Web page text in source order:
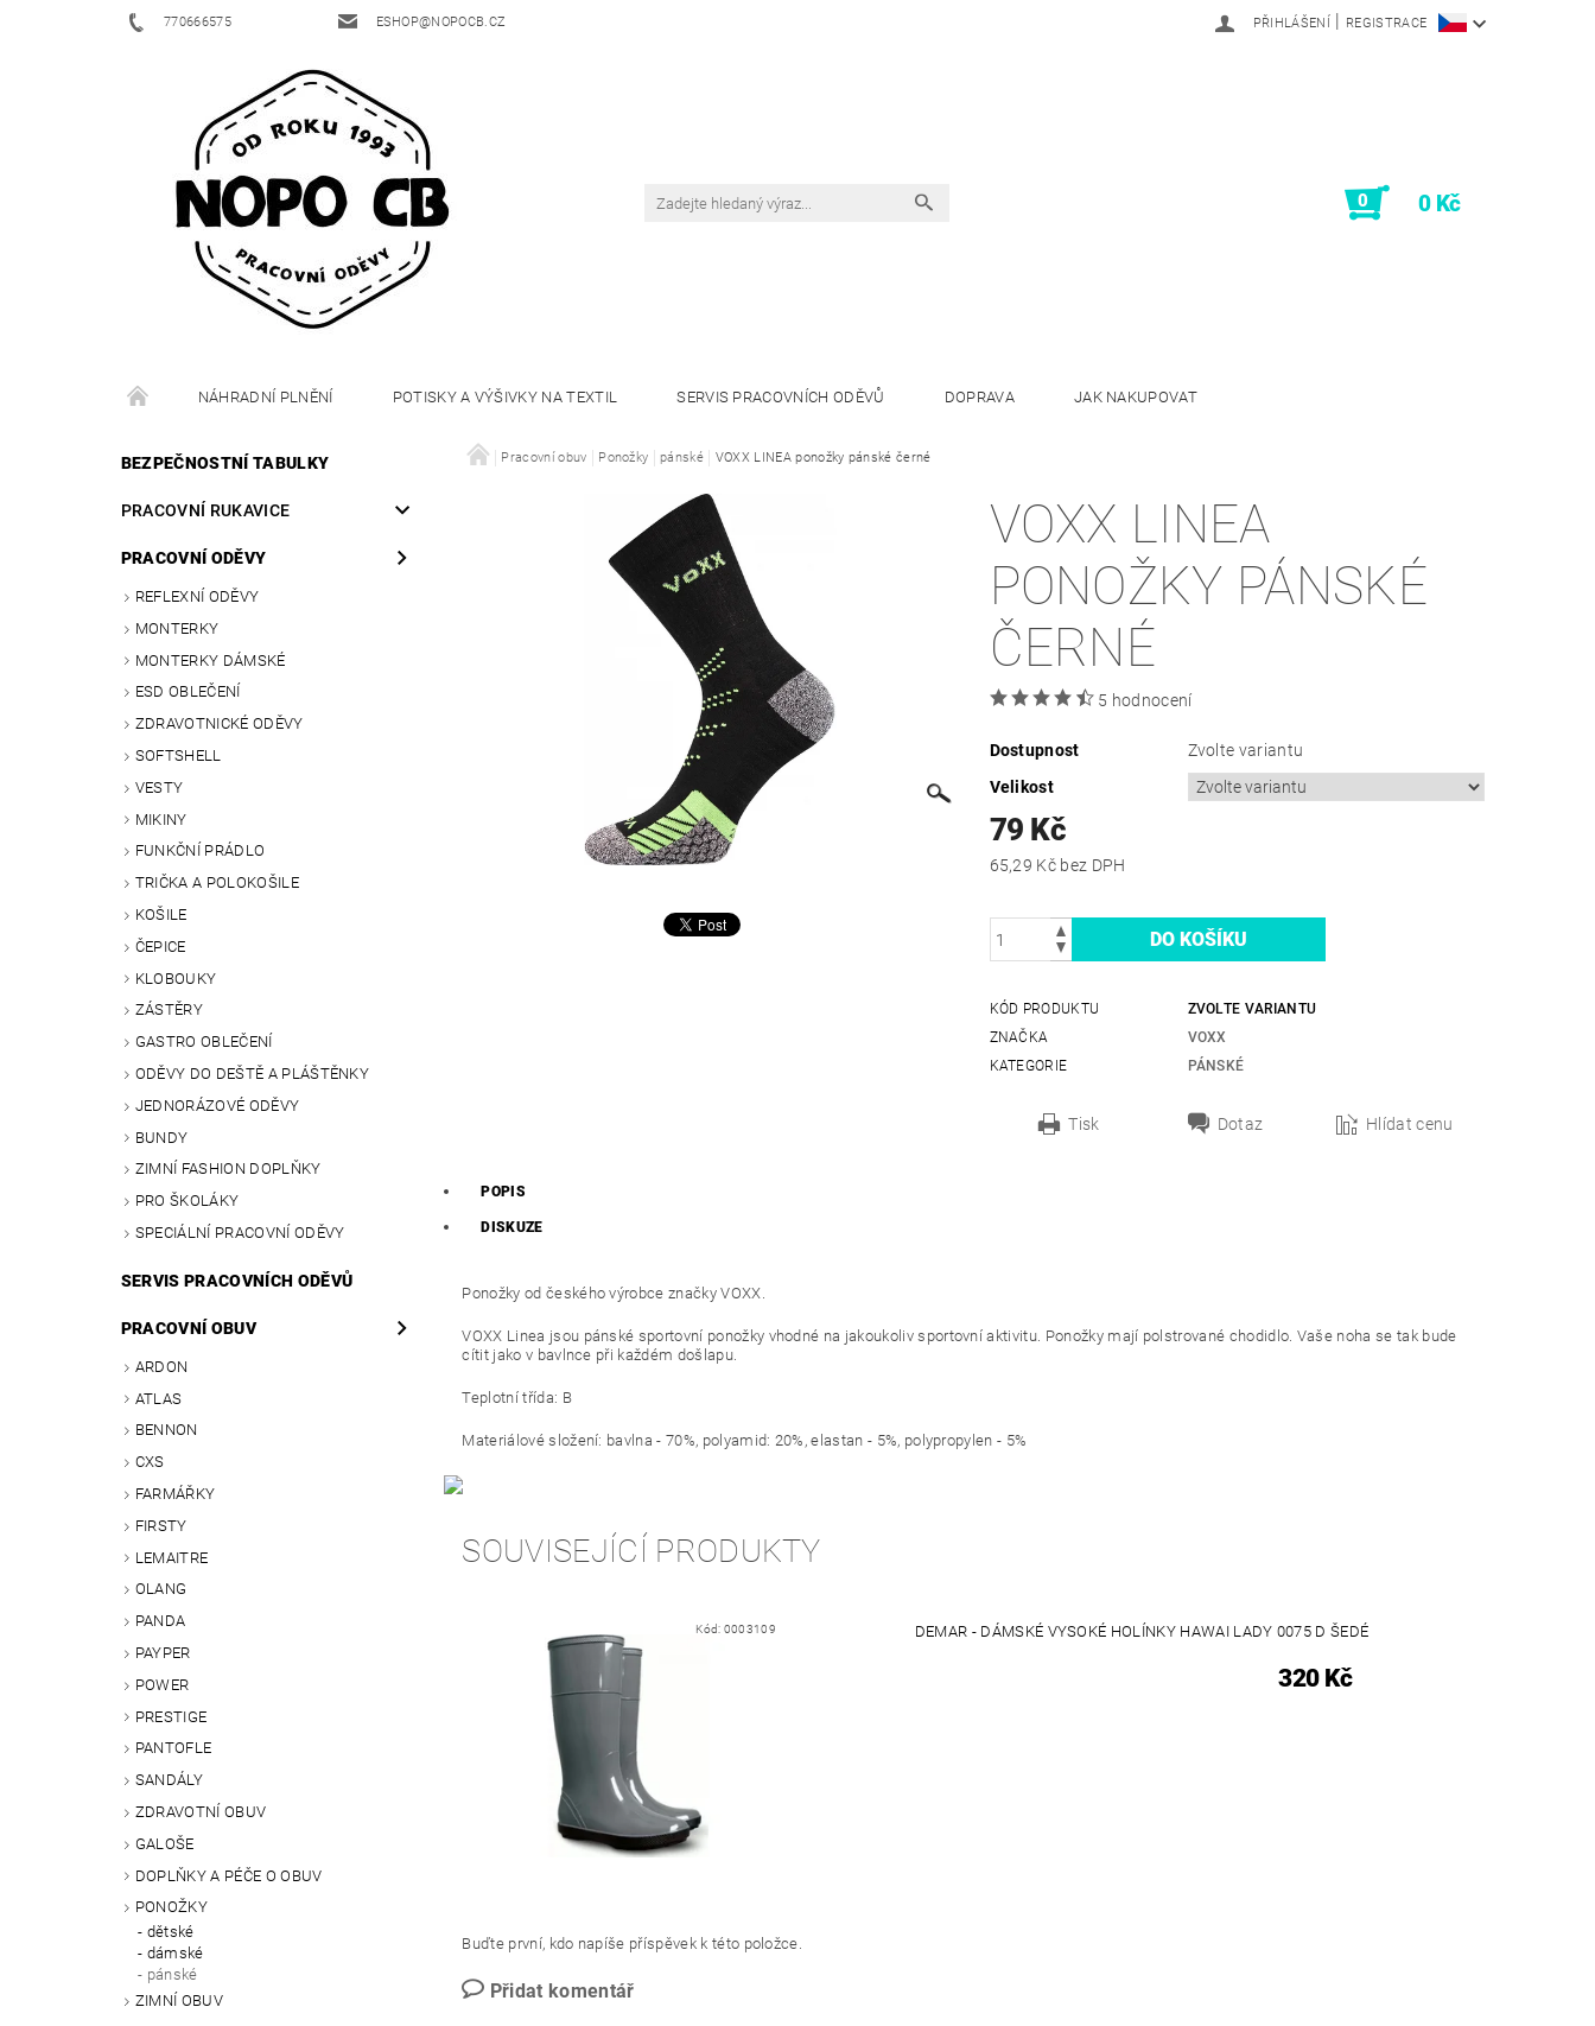
770666575 ESHOP@NOPOCB.CZ PŘIHLÁŠENÍ | REGISTRACE
0 0 Kč
NÁHRADNÍ PLNĚNÍ POTISKY A VÝŠIVKY NA TEXTIL SERVIS PRACOVNÍCH ODĚVŮ DOPRAVA JAK NAKUPOVAT
BEZPEČNOSTNÍ TABULKY
PRACOVNÍ RUKAVICE
PRACOVNÍ ODĚVY
REFLEXNÍ ODĚVY
MONTERKY
MONTERKY DÁMSKÉ
ESD OBLEČENÍ
ZDRAVOTNICKÉ ODĚVY
SOFTSHELL
VESTY
MIKINY
FUNKČNÍ PRÁDLO
TRIČKA A POLOKOŠILE
KOŠILE
ČEPICE
KLOBOUKY
ZÁSTĚRY
GASTRO OBLEČENÍ
ODĚVY DO DEŠTĚ A PLÁŠTĚNKY
JEDNORÁZOVÉ ODĚVY
BUNDY
ZIMNÍ FASHION DOPLŇKY
PRO ŠKOLÁKY
SPECIÁLNÍ PRACOVNÍ ODĚVY
SERVIS PRACOVNÍCH ODĚVŮ
PRACOVNÍ OBUV
ARDON
ATLAS
BENNON
CXS
FARMÁŘKY
FIRSTY
LEMAITRE
OLANG
PANDA
PAYPER
POWER
PRESTIGE
PANTOFLE
SANDÁLY
ZDRAVOTNÍ OBUV
GALOŠE
DOPLŇKY A PÉČE O OBUV
PONOŽKY
dětské
dámské
pánské
ZIMNÍ OBUV
Pracovní obuv Ponožky pánské VOXX LINEA ponožky pánské černé
VOXX LINEA
PONOŽKY PÁNSKÉ
ČERNÉ
5 hodnocení
Dostupnost
Zvolte variantu
Velikost
79 Kč
65,29 Kč bez DPH
KÓD PRODUKTU
ZVOLTE VARIANTU
ZNAČKA
VOXX
KATEGORIE
PÁNSKÉ
Tisk Dotaz Hlídat cenu
POPIS
DISKUZE
Ponožky od českého výrobce značky VOXX.
VOXX Linea jsou pánské sportovní ponožky vhodné na jakoukoliv sportovní aktivitu. Ponožky mají polstrované chodidlo. Vaše noha se tak bude
cítit jako v bavlnce při každém došlapu.
Teplotní třída: B
Materiálové složení: bavlna - 70%, polyamid: 20%, elastan - 5%, polypropylen - 5%
SOUVISEJÍCÍ PRODUKTY
Kód: 0003109 DEMAR - DÁMSKÉ VYSOKÉ HOLÍNKY HAWAI LADY 0075 D ŠEDÉ
320 Kč
Buďte první, kdo napíše příspěvek k této položce.
Přidat komentář